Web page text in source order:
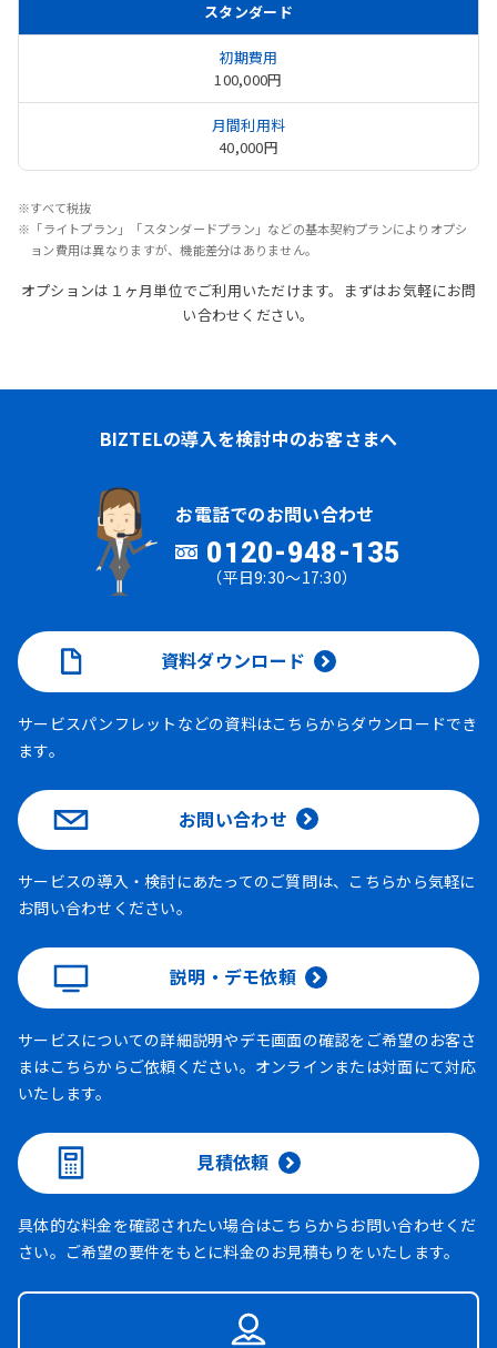
スタンダード
100,000円
40,000円
※すべて税抜
※「ライトプラン」「スタンダードプラン」などの基本契約プランによりオプシ
ョン費用は異なりますが、機能差分はありません。
オプションは１ヶ月単位でご利用いただけます。まずはお気軽にお問
い合わせください。
BIZTELの導入を検討中のお客さまへ
お電話でのお問い合わせ
0120-948-135
（平日9:30～17:30）
資料ダウンロード
サービスパンフレットなどの資料はこちらからダウンロードでき
ます。
お問い合わせ
サービスの導入・検討にあたってのご質問は、こちらから気軽に
お問い合わせください。
説明・デモ依頼
サービスについての詳細説明やデモ画面の確認をご希望のお客さ
まはこちらからご依頼ください。オンラインまたは対面にて対応
いたします。
見積依頼
具体的な料金を確認されたい場合はこちらからお問い合わせくだ
さい。ご希望の要件をもとに料金のお見積もりをいたします。